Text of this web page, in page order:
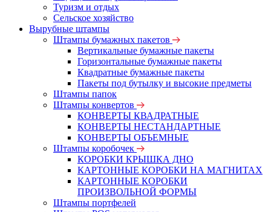
Туризм и отдых
Сельское хозяйство
Вырубные штампы
Штампы бумажных пакетов
Вертикальные бумажные пакеты
Горизонтальные бумажные пакеты
Квадратные бумажные пакеты
Пакеты под бутылку и высокие предметы
Штампы папок
Штампы конвертов
КОНВЕРТЫ КВАДРАТНЫЕ
КОНВЕРТЫ НЕСТАНДАРТНЫЕ
КОНВЕРТЫ ОБЪЕМНЫЕ
Штампы коробочек
КОРОБКИ КРЫШКА ДНО
КАРТОННЫЕ КОРОБКИ НА МАГНИТАХ
КАРТОННЫЕ КОРОБКИ
ПРОИЗВОЛЬНОЙ ФОРМЫ
Штампы портфелей